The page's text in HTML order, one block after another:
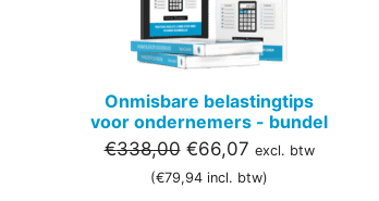
Onmisbare belastingtips
voor ondernemers - bundel
€338,00 Oorspronkelijke
prijs
€66,07Huidige
prijs
excl. btw
(€79,94 incl. btw)